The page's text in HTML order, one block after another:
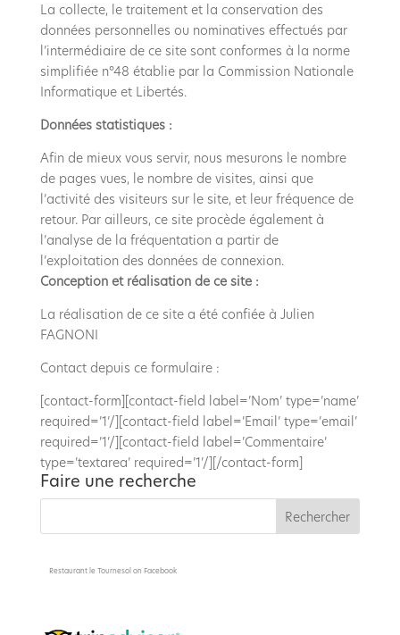
La collecte, le traitement et la conservation des
données personnelles ou nominatives effectués par
l’intermédiaire de ce site sont conformes à la norme
simplifiée n°48 établie par la Commission Nationale
Informatique et Libertés.
Données statistiques :
Afin de mieux vous servir, nous mesurons le nombre
de pages vues, le nombre de visites, ainsi que
l’activité des visiteurs sur le site, et leur fréquence de
retour. Par ailleurs, ce site procède également à
l’analyse de la fréquentation a partir de
l’exploitation des données de connexion.
Conception et réalisation de ce site :
La réalisation de ce site a été confiée à Julien
FAGNONI
Contact depuis ce formulaire :
[contact-form][contact-field label=’Nom’ type=’name’
required=’1’/][contact-field label=’Email’ type=’email’
required=’1’/][contact-field label=’Commentaire’
type=’textarea’ required=’1’/][/contact-form]
Faire une recherche
Restaurant le Tournesol on Facebook